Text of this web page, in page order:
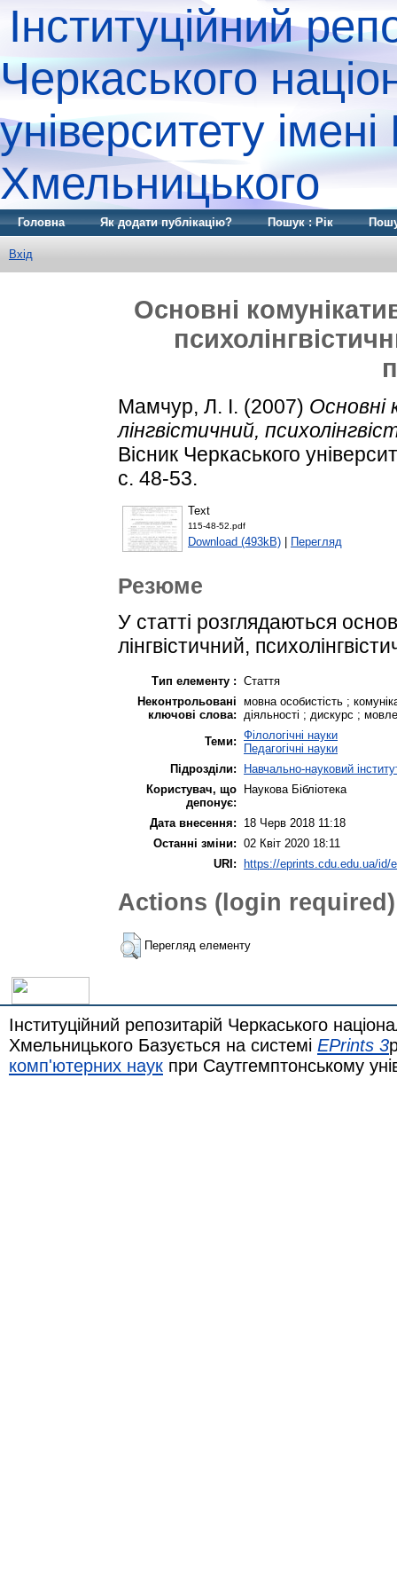
Інституційний
Черкаського
університету
Хмельницького
Головна Як додати публікацію? Пошук : Рік
Вхід
Основні
Мамчур, Л. І. (2007) Основні
лінгвістичний,
Вісник Черкаського
с. 48-53.
Text
115-48-52.pdf
Download (493kB) Перегляд
Резюме
У статті розглядаються
лінгвістичний,
Тип елементу : Стаття
Неконтрольовані
ключові слова:
мовна особистість ;
діяльності ; дискурс ;
Теми: Філологічні науки
Педагогічні науки
Підрозділи:
Навчально-науковий
Користувач, що
депонує:
Наукова Бібліотека
Дата внесення:
18 Черв 2018 11:18
Останні зміни: 02 Квіт 2020 18:11
URI: https://eprints.cdu.edu.ua/id/
Actions (login required)
Перегляд елементу
Інституційний репозитарій Черкаського
Хмельницького Базується на системі EPrints 3
комп'ютерних наук при Саутгемптонському